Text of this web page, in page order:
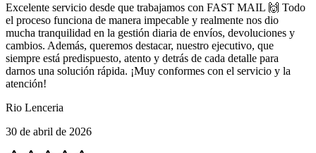
Excelente servicio desde que trabajamos con FAST MAIL 🙌 Todo
el proceso funciona de manera impecable y realmente nos dio
mucha tranquilidad en la gestión diaria de envíos, devoluciones y
cambios. Además, queremos destacar, nuestro ejecutivo, que
siempre está predispuesto, atento y detrás de cada detalle para
darnos una solución rápida. ¡Muy conformes con el servicio y la
atención!
Rio Lenceria
30 de abril de 2026